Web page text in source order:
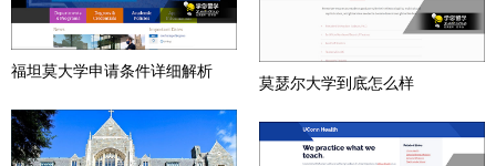
福坦莫大学申请条件详细解析
莫瑟尔大学到底怎么样